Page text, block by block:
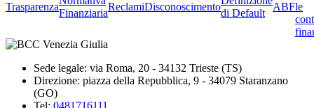
Trasparenza
Finanziaria
ReclamiDisconoscimento
di Default
ABFle
Sede legale: via Roma, 20 - 34132 Trieste (TS)
Direzione: piazza della Repubblica, 9 - 34079 Staranzano
(GO)
Tel: 0481716111